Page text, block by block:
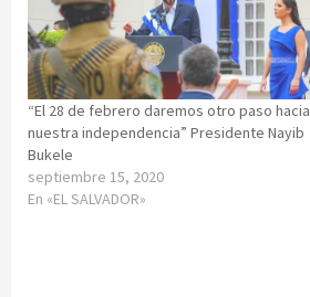
“El 28 de febrero daremos otro paso hacia
nuestra independencia” Presidente Nayib
Bukele
septiembre 15, 2020
En «EL SALVADOR»